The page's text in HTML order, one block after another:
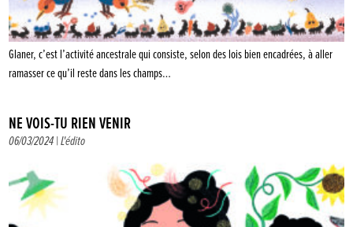
Glaner, c’est l’activité ancestrale qui consiste, selon des lois bien encadrées, à aller
ramasser ce qu’il reste dans les champs…
NE VOIS-TU RIEN VENIR
06/03/2024 |L'édito